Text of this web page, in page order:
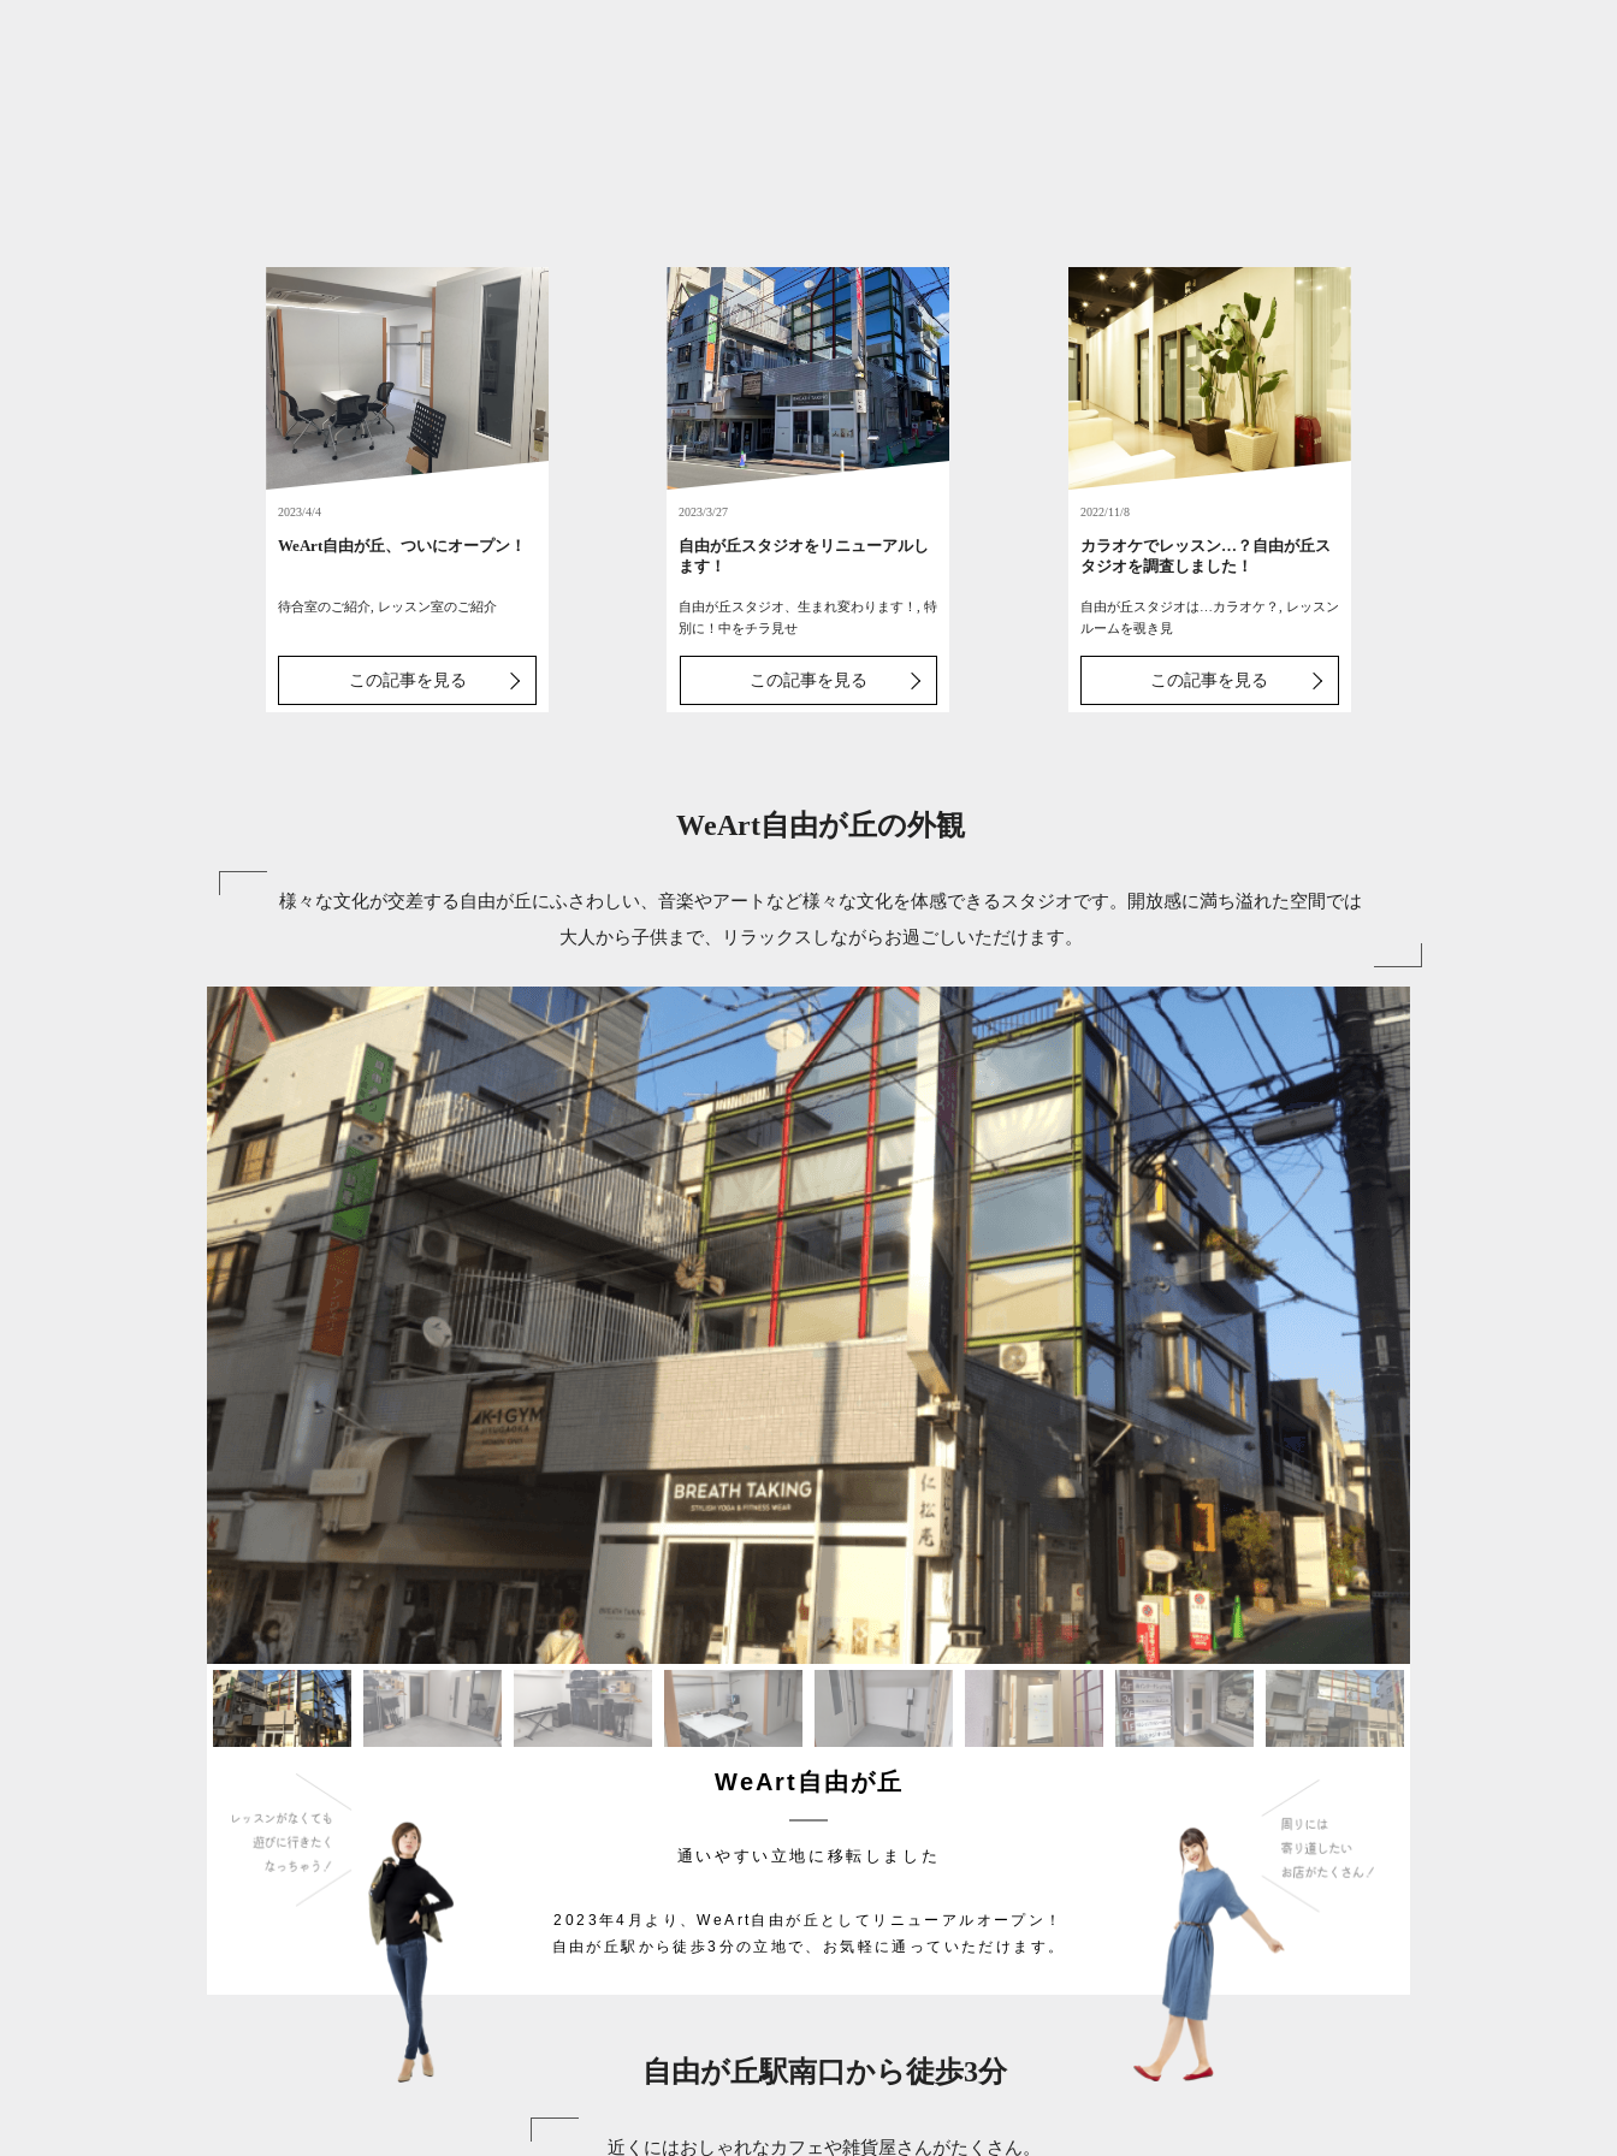
2023/4/4
WeArt自由が丘、ついにオープン！
待合室のご紹介, レッスン室のご紹介
この記事を見る
2023/3/27
自由が丘スタジオをリニューアルし
ます！
自由が丘スタジオ、生まれ変わります！, 特
別に！中をチラ見せ
この記事を見る
2022/11/8
カラオケでレッスン…？自由が丘ス
タジオを調査しました！
自由が丘スタジオは…カラオケ？, レッスン
ルームを覗き見
この記事を見る
WeArt自由が丘の外観
様々な文化が交差する自由が丘にふさわしい、音楽やアートなど様々な文化を体感できるスタジオです。開放感に満ち溢れた空間では
大人から子供まで、リラックスしながらお過ごしいただけます。
WeArt自由が丘
通いやすい立地に移転しました
2023年4月より、WeArt自由が丘としてリニューアルオープン！
自由が丘駅から徒歩3分の立地で、お気軽に通っていただけます。
自由が丘駅南口から徒歩3分
近くにはおしゃれなカフェや雑貨屋さんがたくさん。